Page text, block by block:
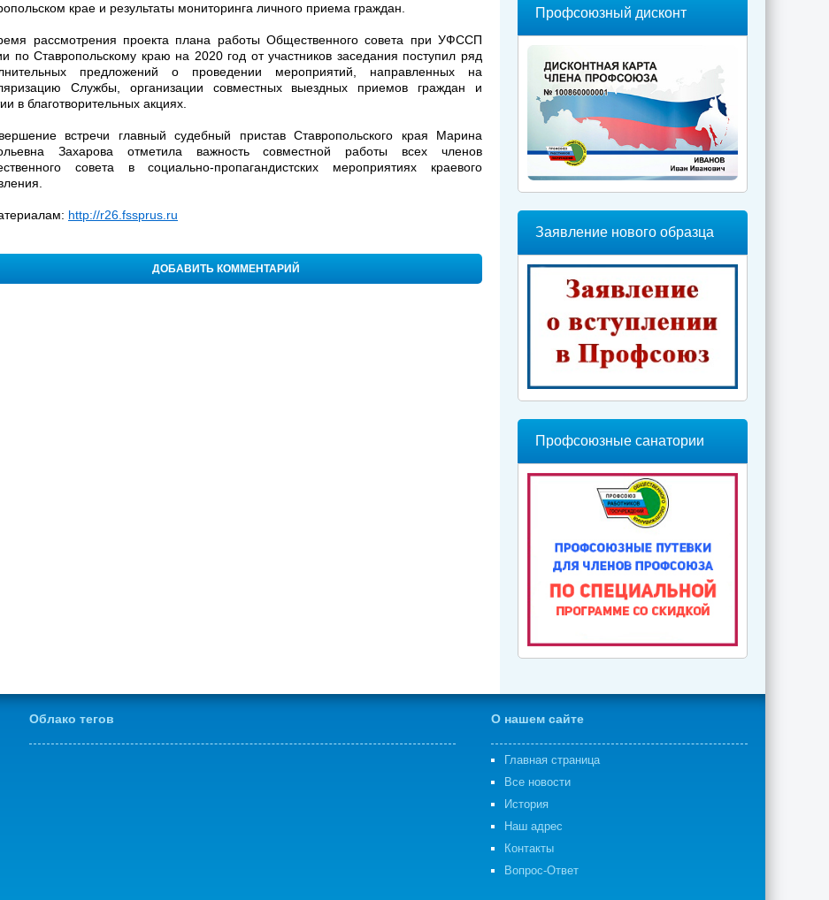
крае и результаты мониторинга личного приема граждан.
рассмотрения проекта плана работы Общественного совета при УФССП
по Ставропольскому краю на 2020 год от участников заседания поступил ряд
предложений о проведении мероприятий, направленных на
Службы, организации совместных выездных приемов граждан и
в благотворительных акциях.
встречи главный судебный пристав Ставропольского края Марина
Захарова отметила важность совместной работы всех членов
совета в социально-пропагандистских мероприятиях краевого
http://r26.fssprus.ru
ДОБАВИТЬ КОММЕНТАРИЙ
Профсоюзный дисконт
Заявление нового образца
Профсоюзные санатории
Облако тегов О нашем сайте
Главная страница
Все новости
История
Наш адрес
Контакты
Вопрос-Ответ